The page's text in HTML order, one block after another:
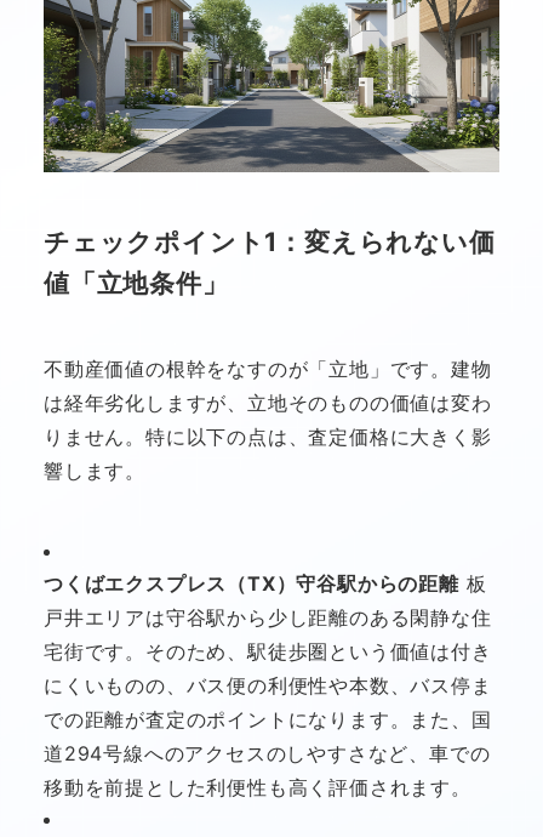
チェックポイント1：変えられない価
値「立地条件」
不動産価値の根幹をなすのが「立地」です。建物
は経年劣化しますが、立地そのものの価値は変わ
りません。特に以下の点は、査定価格に大きく影
響します。
つくばエクスプレス（TX）守谷駅からの距離板
戸井エリアは守谷駅から少し距離のある閑静な住
宅街です。そのため、駅徒歩圏という価値は付き
にくいものの、バス便の利便性や本数、バス停ま
での距離が査定のポイントになります。また、国
道294号線へのアクセスのしやすさなど、車での
移動を前提とした利便性も高く評価されます。